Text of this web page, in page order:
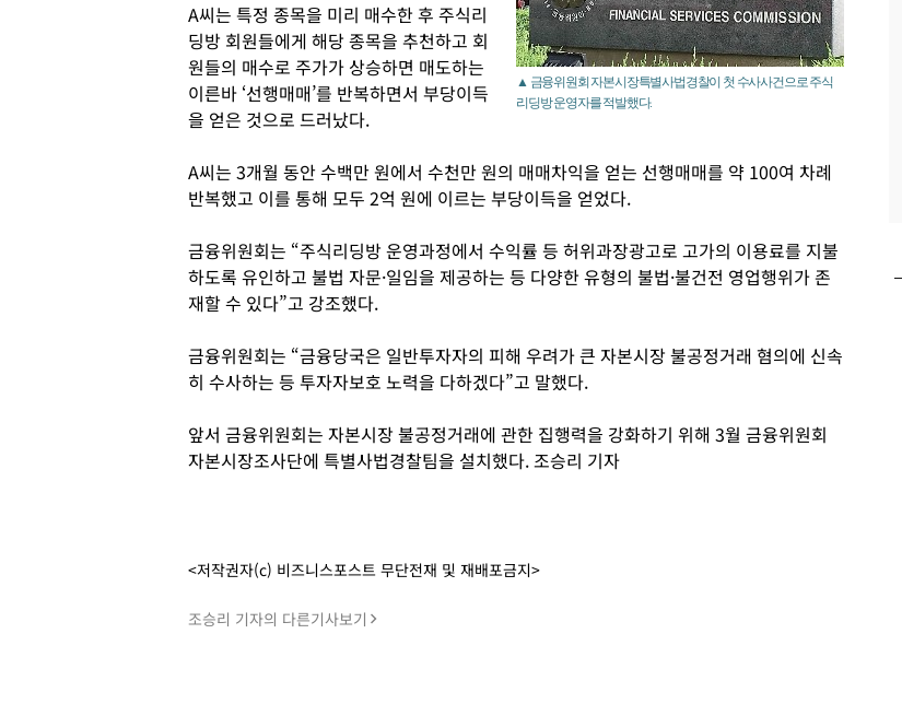
▲ 금융위원회 자본시장특별사법경찰이 첫 수사사건으로 주식
리딩방 운영자를 적발했다.
A씨는 특정 종목을 미리 매수한 후 주식리
딩방 회원들에게 해당 종목을 추천하고 회
원들의 매수로 주가가 상승하면 매도하는
이른바 ‘선행매매’를 반복하면서 부당이득
을 얻은 것으로 드러났다.
A씨는 3개월 동안 수백만 원에서 수천만 원의 매매차익을 얻는 선행매매를 약 100여 차례
반복했고 이를 통해 모두 2억 원에 이르는 부당이득을 얻었다.
금융위원회는 “주식리딩방 운영과정에서 수익률 등 허위과장광고로 고가의 이용료를 지불
하도록 유인하고 불법 자문·일임을 제공하는 등 다양한 유형의 불법·불건전 영업행위가 존
재할 수 있다”고 강조했다.
금융위원회는 “금융당국은 일반투자자의 피해 우려가 큰 자본시장 불공정거래 혐의에 신속
히 수사하는 등 투자자보호 노력을 다하겠다”고 말했다.
앞서 금융위원회는 자본시장 불공정거래에 관한 집행력을 강화하기 위해 3월 금융위원회
자본시장조사단에 특별사법경찰팀을 설치했다. 조승리 기자
<저작권자(c) 비즈니스포스트 무단전재 및 재배포금지>
조승리 기자의 다른기사보기